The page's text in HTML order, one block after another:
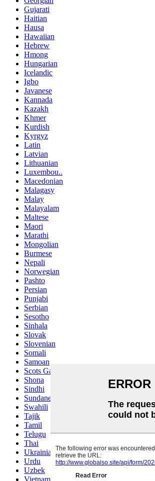
Gujarati
Haitian
Hausa
Hawaiian
Hebrew
Hmong
Hungarian
Icelandic
Igbo
Javanese
Kannada
Kazakh
Khmer
Kurdish
Kyrgyz
Latin
Latvian
Lithuanian
Luxembou..
Macedonian
Malagasy
Malay
Malayalam
Maltese
Maori
Marathi
Mongolian
Burmese
Nepali
Norwegian
Pashto
Persian
Punjabi
Serbian
Sesotho
Sinhala
Slovak
Slovenian
Somali
Samoan
Scots Gaelic
Shona
Sindhi
Sundanese
Swahili
Tajik
Tamil
Telugu
Thai
Ukrainian
Urdu
Uzbek
Vietnamese